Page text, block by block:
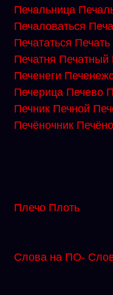
Печальница
Печаловаться
Печататься Печать
Печатня Печатный
Печенеги
Печерица Печево
Печник Печной
Печёночник
Плечо Плоть
Слова на ПО-